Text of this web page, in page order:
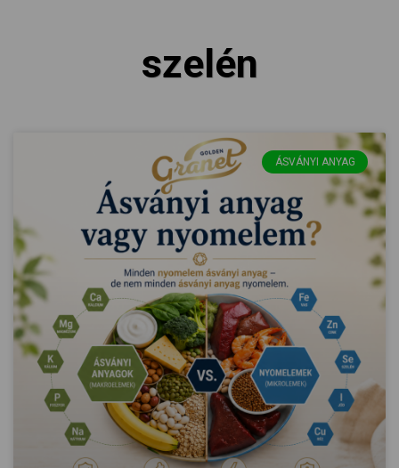
szelén
ÁSVÁNYI ANYAG